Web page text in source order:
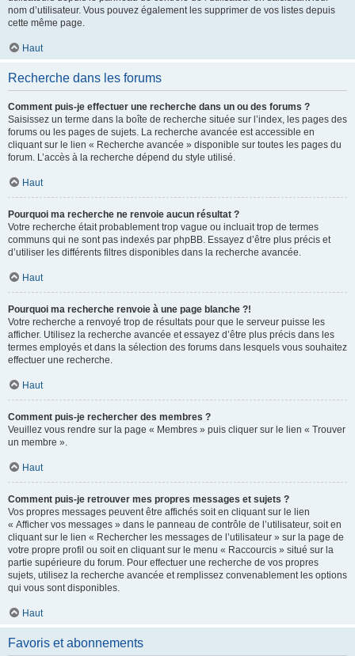
nom d’utilisateur. Vous pouvez également les supprimer de vos listes depuis
cette même page.
Haut
Recherche dans les forums
Comment puis-je effectuer une recherche dans un ou des forums ?
Saisissez un terme dans la boîte de recherche située sur l’index, les pages des
forums ou les pages de sujets. La recherche avancée est accessible en
cliquant sur le lien « Recherche avancée » disponible sur toutes les pages du
forum. L’accès à la recherche dépend du style utilisé.
Haut
Pourquoi ma recherche ne renvoie aucun résultat ?
Votre recherche était probablement trop vague ou incluait trop de termes
communs qui ne sont pas indexés par phpBB. Essayez d’être plus précis et
d’utiliser les différents filtres disponibles dans la recherche avancée.
Haut
Pourquoi ma recherche renvoie à une page blanche ?!
Votre recherche a renvoyé trop de résultats pour que le serveur puisse les
afficher. Utilisez la recherche avancée et essayez d’être plus précis dans les
termes employés et dans la sélection des forums dans lesquels vous souhaitez
effectuer une recherche.
Haut
Comment puis-je rechercher des membres ?
Veuillez vous rendre sur la page « Membres » puis cliquer sur le lien « Trouver
un membre ».
Haut
Comment puis-je retrouver mes propres messages et sujets ?
Vos propres messages peuvent être affichés soit en cliquant sur le lien
« Afficher vos messages » dans le panneau de contrôle de l’utilisateur, soit en
cliquant sur le lien « Rechercher les messages de l’utilisateur » sur la page de
votre propre profil ou soit en cliquant sur le menu « Raccourcis » situé sur la
partie supérieure du forum. Pour effectuer une recherche de vos propres
sujets, utilisez la recherche avancée et remplissez convenablement les options
qui vous sont disponibles.
Haut
Favoris et abonnements